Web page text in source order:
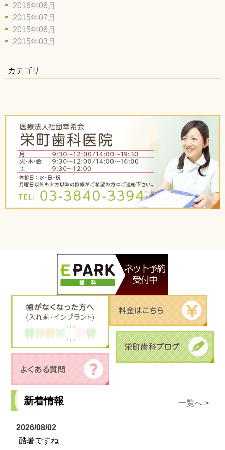
2016年06月
2015年07月
2015年06月
2015年03月
カテゴリ
新着情報 一覧へ >
2026/08/02
酷暑ですね